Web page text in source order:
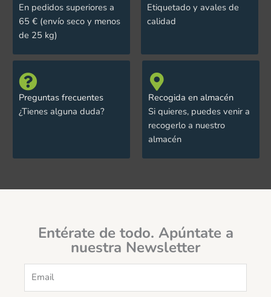
En pedidos superiores a
65 € (envío seco y menos
de 25 kg)
Etiquetado y avales de
calidad
Preguntas frecuentes
¿Tienes alguna duda?
Recogida en almacén
Si quieres, puedes venir a
recogerlo a nuestro
almacén
Entérate de todo. Apúntate a
nuestra Newsletter